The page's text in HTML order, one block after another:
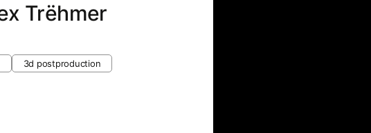
Trёhmer
3d postproduction